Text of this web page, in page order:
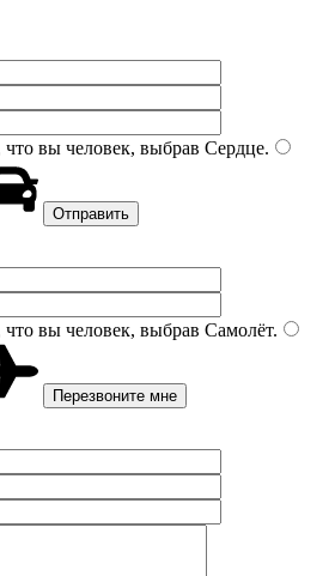
вы человек, выбрав Сердце.
вы человек, выбрав Самолёт.